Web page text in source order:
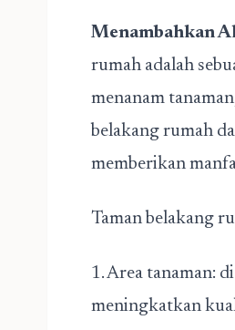
Menambahkan
rumah adalah
menanam
belakang rumah
memberikan
Taman belakang
1. Area tanaman:
meningkatkan